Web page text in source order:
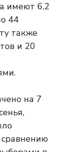
имеют 6,2
44
также
и 20
на 7